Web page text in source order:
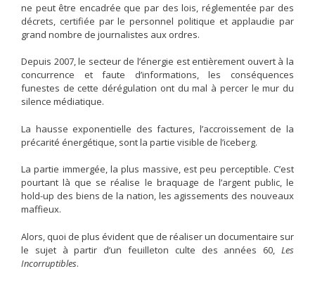
ne peut être encadrée que par des lois, réglementée par des
décrets, certifiée par le personnel politique et applaudie par
grand nombre de journalistes aux ordres.
Depuis 2007, le secteur de l’énergie est entièrement ouvert à la
concurrence et faute d’informations, les conséquences
funestes de cette dérégulation ont du mal à percer le mur du
silence médiatique.
La hausse exponentielle des factures, l’accroissement de la
précarité énergétique, sont la partie visible de l’iceberg.
La partie immergée, la plus massive, est peu perceptible. C’est
pourtant là que se réalise le braquage de l’argent public, le
hold-up des biens de la nation, les agissements des nouveaux
maffieux.
Alors, quoi de plus évident que de réaliser un documentaire sur
le sujet à partir d’un feuilleton culte des années 60, Les
Incorruptibles.